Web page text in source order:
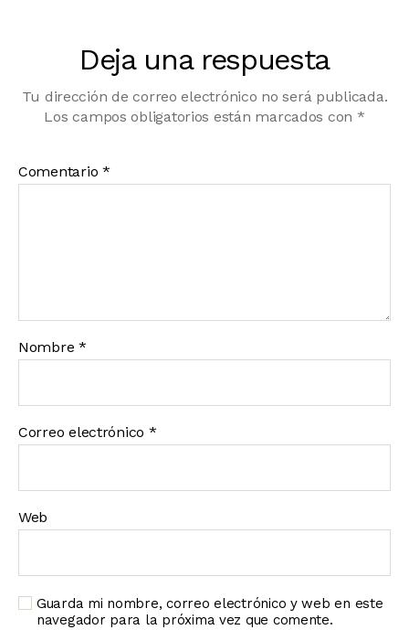
Deja una respuesta
Tu dirección de correo electrónico no será publicada.
Los campos obligatorios están marcados con *
Comentario*
Nombre*
Correo electrónico *
Web
Guarda mi nombre, correo electrónico y web en este
navegador para la próxima vez que comente.